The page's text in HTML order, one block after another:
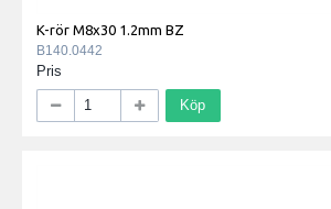
K-rör M8x30 1.2mm BZ
B140.0442
Pris
Köp